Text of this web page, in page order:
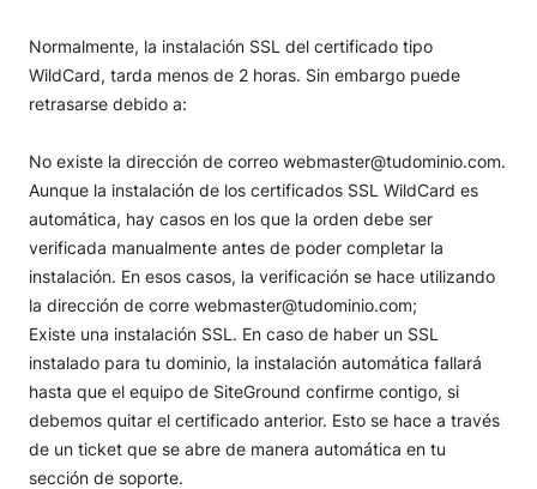
Normalmente, la instalación SSL del certificado tipo
WildCard, tarda menos de 2 horas. Sin embargo puede
retrasarse debido a:
No existe la dirección de correo webmaster@tudominio.com.
Aunque la instalación de los certificados SSL WildCard es
automática, hay casos en los que la orden debe ser
verificada manualmente antes de poder completar la
instalación. En esos casos, la verificación se hace utilizando
la dirección de corre webmaster@tudominio.com;
Existe una instalación SSL. En caso de haber un SSL
instalado para tu dominio, la instalación automática fallará
hasta que el equipo de SiteGround confirme contigo, si
debemos quitar el certificado anterior. Esto se hace a través
de un ticket que se abre de manera automática en tu
sección de soporte.